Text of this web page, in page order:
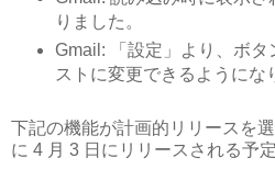
りました。
Gmail:
「設定」より、ボ
ストに変更できるようにな
下記の機能が計画的リリースを
に 4 月 3 日にリリースされる予定